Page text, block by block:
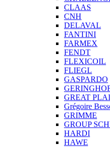
CLAAS
CNH
DELAVAL
FANTINI
FARMEX
FENDT
FLEXICOIL
FLIEGL
GASPARDO
GREAT
Grégoire
GRIMME
GROUP
HARDI
HAWE